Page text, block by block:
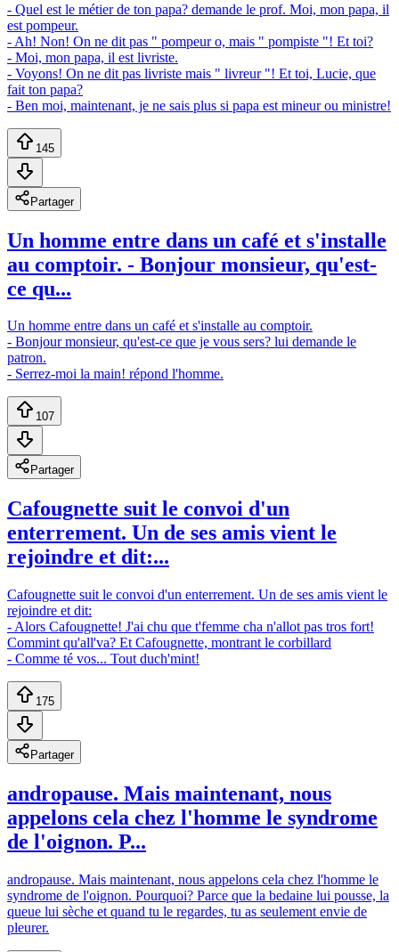
- Quel est le métier de ton papa? demande le prof. Moi, mon papa, il
est pompeur.
- Ah! Non! On ne dit pas " pompeur o, mais " pompiste "! Et toi?
- Moi, mon papa, il est livriste.
- Voyons! On ne dit pas livriste mais " livreur "! Et toi, Lucie, que
fait ton papa?
- Ben moi, maintenant, je ne sais plus si papa est mineur ou ministre!
145
Partager
Un homme entre dans un café et s'installe
au comptoir. - Bonjour monsieur, qu'est-
ce qu...
Un homme entre dans un café et s'installe au comptoir.
- Bonjour monsieur, qu'est-ce que je vous sers? lui demande le
patron.
- Serrez-moi la main! répond l'homme.
107
Partager
Cafougnette suit le convoi d'un
enterrement. Un de ses amis vient le
rejoindre et dit:...
Cafougnette suit le convoi d'un enterrement. Un de ses amis vient le
rejoindre et dit:
- Alors Cafougnette! J'ai chu que t'femme cha n'allot pas tros fort!
Commint qu'all'va? Et Cafougnette, montrant le corbillard
- Comme té vos... Tout duch'mint!
175
Partager
andropause. Mais maintenant, nous
appelons cela chez l'homme le syndrome
de l'oignon. P...
andropause. Mais maintenant, nous appelons cela chez l'homme le
syndrome de l'oignon. Pourquoi? Parce que la bedaine lui pousse, la
queue lui sèche et quand tu le regardes, tu as seulement envie de
pleurer.